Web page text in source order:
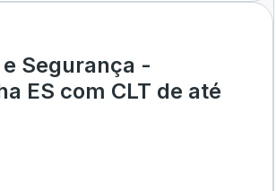
Segurança -
ES com CLT de até